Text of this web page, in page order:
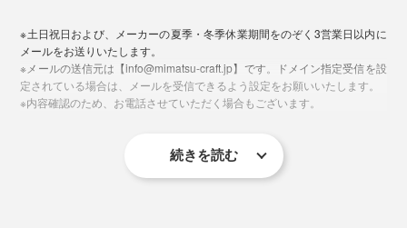
贈る相手を想って、模様にこめられた願いから選べま
す。
をつくっているかを知りません。それがずっと普通でし
た。
でも、やっぱり、自分たちの仕事を、まわりに知っても
らいたいし、買ってくれた人の顔や声を知りたい」
その思いから、自社でのものづくりをスタート。1998
※土日祝日および、メーカーの夏季・冬季休業期間をのぞく3営業日以内に
メールをお送りいたします。
※メールの送信元は【info@mimatsu-craft.jp】です。ドメイン指定受信を設
定されている場合は、メールを受信できるよう設定をお願いいたします。
※内容確認のため、お電話させていただく場合もございます。
続きを読む